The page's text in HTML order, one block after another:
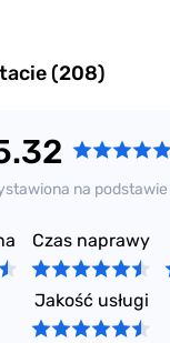
(208)
na podstawie
Czas naprawy
Jakość usługi